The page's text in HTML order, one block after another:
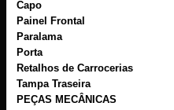
Capo
Painel Frontal
Paralama
Porta
Retalhos de Carrocerias
Tampa Traseira
PEÇAS MECÂNICAS